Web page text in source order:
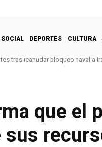
SOCIAL DEPORTES CULTURA
tras reanudar bloqueo naval a
que el
sus